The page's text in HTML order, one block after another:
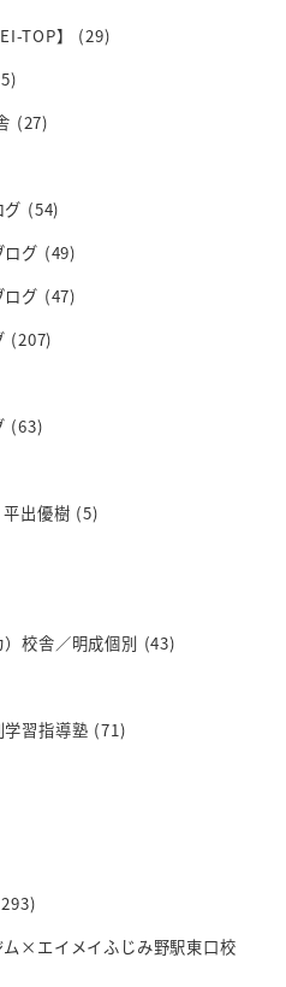
TOP】
(29)
(27)
グ (54)
ログ (49)
ログ (47)
(207)
(63)
出優樹 (5)
校舎／明成個別 (43)
習指導塾 (71)
×エイメイふじみ野駅東口校